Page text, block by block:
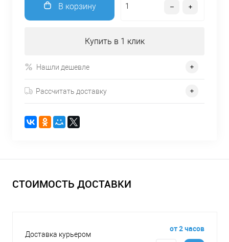
В корзину
Купить в 1 клик
Нашли дешевле
Рассчитать доставку
СТОИМОСТЬ ДОСТАВКИ
Доставка курьером
от 2 часов